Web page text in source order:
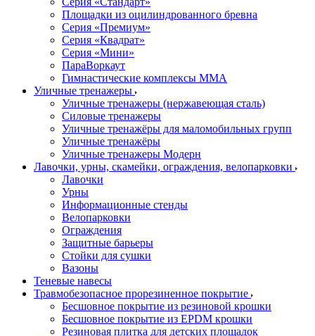
Площадки из оцилиндрованного бревна
Серия «Премиум»
Серия «Квадрат»
Серия «Мини»
ПараВоркаут
Гимнастические комплексы ММА
Уличные тренажеры
Уличные тренажеры (нержавеющая сталь)
Силовые тренажеры
Уличные тренажёры для маломобильных групп
Уличные тренажёры
Уличные тренажеры Модерн
Лавочки, урны, скамейки, ограждения, велопарковки
Лавочки
Урны
Информационные стенды
Велопарковки
Ограждения
Защитные барьеры
Стойки для сушки
Вазоны
Теневые навесы
Травмобезопасное прорезиненное покрытие
Бесшовное покрытие из резиновой крошки
Бесшовное покрытие из EPDM крошки
Резиновая плитка для детских площадок